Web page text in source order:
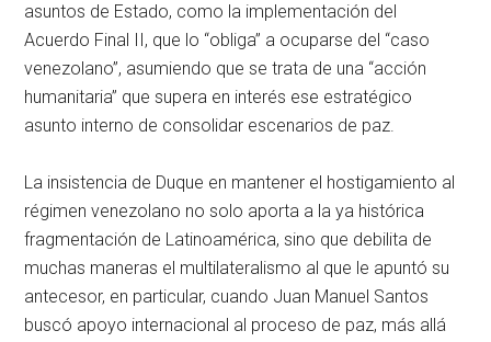
asuntos de Estado, como la implementación del
Acuerdo Final II, que lo “obliga” a ocuparse del “caso
venezolano”, asumiendo que se trata de una “acción
humanitaria” que supera en interés ese estratégico
asunto interno de consolidar escenarios de paz.
La insistencia de Duque en mantener el hostigamiento al
régimen venezolano no solo aporta a la ya histórica
fragmentación de Latinoamérica, sino que debilita de
muchas maneras el multilateralismo al que le apuntó su
antecesor, en particular, cuando Juan Manuel Santos
buscó apoyo internacional al proceso de paz, más allá